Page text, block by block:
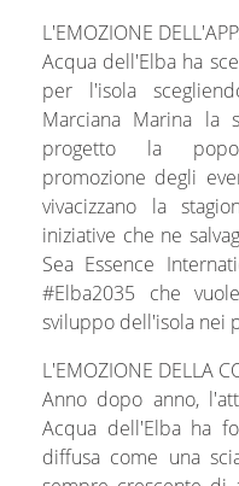
L'EMOZIONE
Acqua dell'Elba ha
per l'isola
Marciana Marina la
progetto la
promozione degli
vivacizzano la
iniziative che ne
Sea Essence
#Elba2035 che
sviluppo dell'isola nei
L'EMOZIONE DELLA
Anno dopo anno,
Acqua dell'Elba ha
diffusa come una